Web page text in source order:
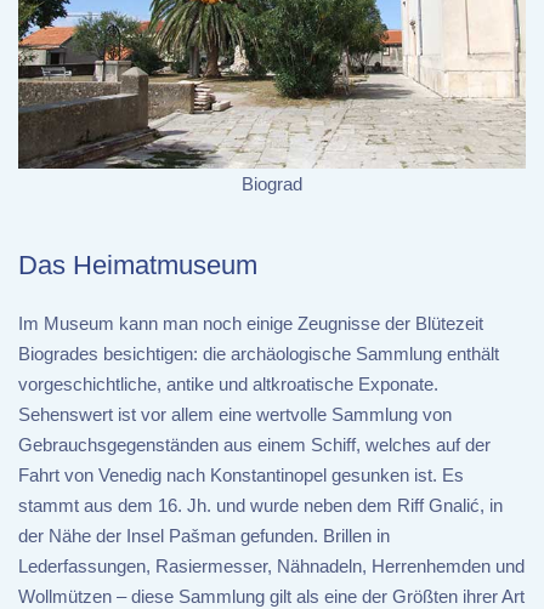
Biograd
Das Heimatmuseum
Im Museum kann man noch einige Zeugnisse der Blütezeit
Biogrades besichtigen: die archäologische Sammlung enthält
vorgeschichtliche, antike und altkroatische Exponate.
Sehenswert ist vor allem eine wertvolle Sammlung von
Gebrauchsgegenständen aus einem Schiff, welches auf der
Fahrt von Venedig nach Konstantinopel gesunken ist. Es
stammt aus dem 16. Jh. und wurde neben dem Riff Gnalić, in
der Nähe der Insel Pašman gefunden. Brillen in
Lederfassungen, Rasiermesser, Nähnadeln, Herrenhemden und
Wollmützen – diese Sammlung gilt als eine der Größten ihrer Art